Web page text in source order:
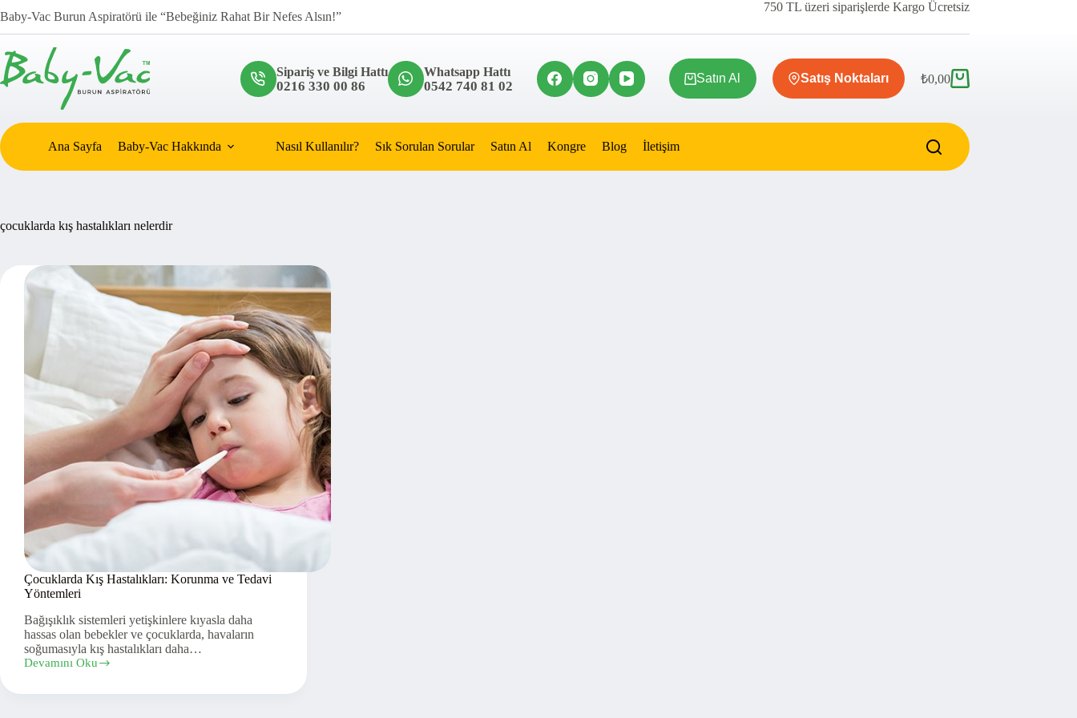
to
content
Baby-Vac Burun Aspiratörü ile “Bebeğiniz Rahat Bir Nefes Alsın!”
750 TL üzeri siparişlerde Kargo Ücretsiz
Sipariş ve Bilgi Hattı
0216 330 00 86
Whatsapp Hattı
0542 740 81 02 Satın Al Satış Noktaları
Shopping
₺0,00
Ana Sayfa Baby-Vac Hakkında Nasıl Kullanılır? Sık Sorulan Sorular Satın Al Kongre Blog İletişim
çocuklarda kış hastalıkları nelerdir
Çocuklarda Kış Hastalıkları: Korunma ve Tedavi
Yöntemleri
Bağışıklık sistemleri yetişkinlere kıyasla daha
hassas olan bebekler ve çocuklarda, havaların
soğumasıyla kış hastalıkları daha…
Devamını Oku
Çocuklarda
Hastalıkları: